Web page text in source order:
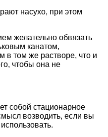
насухо, при этом
желательно обвязать
канатом,
в том же растворе, что и
чтобы она не
собой стационарное
возводить, если вы